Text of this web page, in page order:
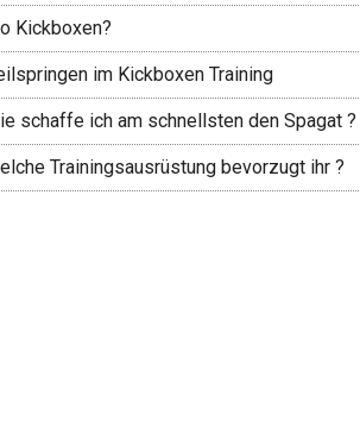
Kickboxen?
im Kickboxen Training
schaffe ich am schnellsten den Spagat ?
Trainingsausrüstung bevorzugt ihr ?